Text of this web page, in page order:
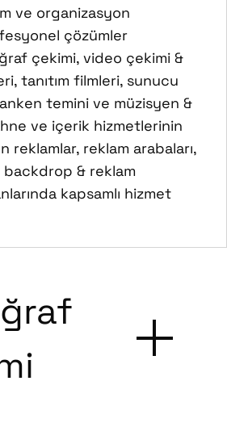
ve organizasyon
çözümler
çekimi, video çekimi &
tanıtım filmleri, sunucu
temini ve müzisyen &
ve içerik hizmetlerinin
reklamlar, reklam arabaları,
& reklam
kapsamlı hizmet